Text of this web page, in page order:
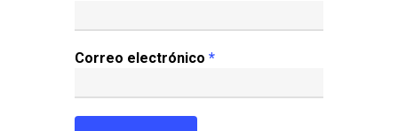
Correo electrónico *